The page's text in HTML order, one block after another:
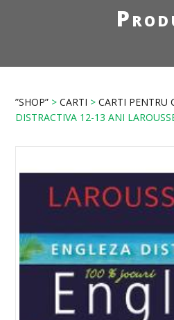
”SHOP” >CARTI >CARTI PENTRU
DISTRACTIVA 12-13 ANI